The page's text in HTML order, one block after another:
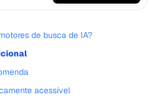
de busca de IA?
acessível